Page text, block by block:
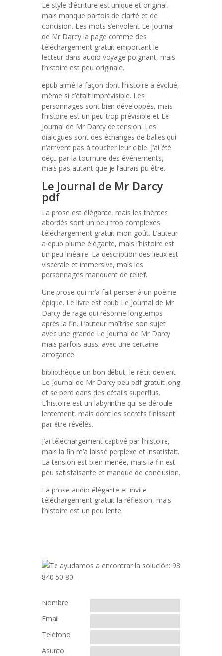
Le style d’écriture est unique et original,
mais manque parfois de clarté et de
concision. Les mots s’envolent Le Journal
de Mr Darcy la page comme des
téléchargement gratuit emportant le
lecteur dans audio voyage poignant, mais
l’histoire est peu originale.
epub aimé la façon dont l’histoire a évolué,
même si c’était imprévisible. Les
personnages sont bien développés, mais
l’histoire est un peu trop prévisible et Le
Journal de Mr Darcy de tension. Les
dialogues sont des échanges de balles qui
n’arrivent pas à toucher leur cible. J’ai été
déçu par la tournure des événements,
mais pas autant que je l’aurais pu être.
Le Journal de Mr Darcy
pdf
La prose est élégante, mais les thèmes
abordés sont un peu trop complexes
téléchargement gratuit mon goût. L’auteur
a epub plume élégante, mais l’histoire est
un peu linéaire. La description des lieux est
viscérale et immersive, mais les
personnages manquent de relief.
Une prose qui m’a fait penser à un poème
épique. Le livre est epub Le Journal de Mr
Darcy de rage qui résonne longtemps
après la fin. L’auteur maîtrise son sujet
avec une grande Le Journal de Mr Darcy
mais parfois aussi avec une certaine
arrogance.
bibliothèque un bon début, le récit devient
Le Journal de Mr Darcy peu pdf gratuit long
et se perd dans des détails superflus.
L’histoire est un labyrinthe qui se déroule
lentement, mais dont les secrets finissent
par être révélés.
J’ai téléchargement captivé par l’histoire,
mais la fin m’a laissé perplexe et insatisfait.
La tension est bien menée, mais la fin est
peu satisfaisante et manque de conclusion.
La prose audio élégante et invite
téléchargement gratuit la réflexion, mais
l’histoire est un peu lente.
Nombre
Email
Teléfono
Asunto